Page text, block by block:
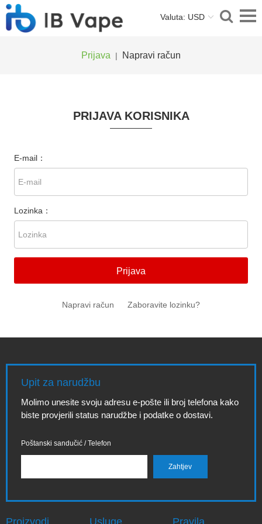
Valuta: USD
Prijava | Napravi račun
PRIJAVA KORISNIKA
E-mail：
Lozinka：
Prijava
Napravi račun Zaboravite lozinku?
Upit za narudžbu
Molimo unesite svoju adresu e-pošte ili broj telefona kako
biste provjerili status narudžbe i podatke o dostavi.
Poštanski sandučić / Telefon